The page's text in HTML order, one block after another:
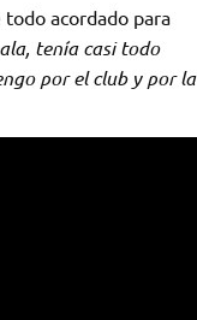
acordado para
tenía casi todo
por el club y por la